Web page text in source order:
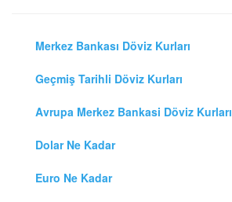
Merkez Bankası Döviz Kurları
Geçmiş Tarihli Döviz Kurları
Avrupa Merkez Bankasi Döviz Kurları
Dolar Ne Kadar
Euro Ne Kadar